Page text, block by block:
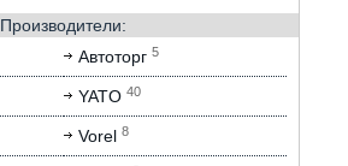
Производители:
Автоторг 5
YATO 40
Vorel 8